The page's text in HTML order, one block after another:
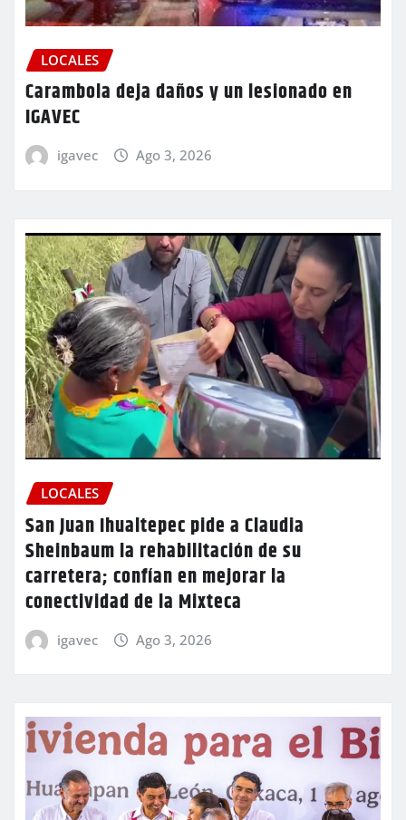
LOCALES
Carambola deja daños y un lesionado en
IGAVEC
igavec Ago 3, 2026
LOCALES
San Juan Ihualtepec pide a Claudia
Sheinbaum la rehabilitación de su
carretera; confían en mejorar la
conectividad de la Mixteca
igavec Ago 3, 2026